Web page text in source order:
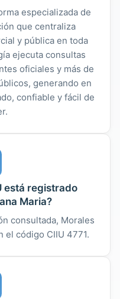
especializada de
que centraliza
y pública en toda
ejecuta consultas
oficiales y más de
generando en
confiable y fácil de
está registrado
Maria?
consultada, Morales
el código CIIU 4771.